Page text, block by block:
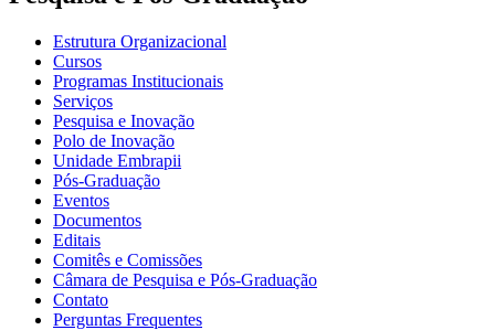
Estrutura Organizacional
Cursos
Programas Institucionais
Serviços
Pesquisa e Inovação
Polo de Inovação
Unidade Embrapii
Pós-Graduação
Eventos
Documentos
Editais
Comitês e Comissões
Câmara de Pesquisa e Pós-Graduação
Contato
Perguntas Frequentes